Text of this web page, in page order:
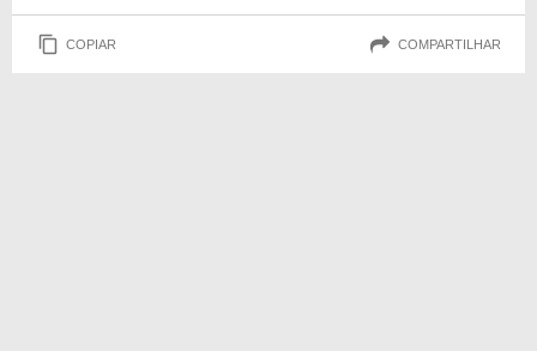
COPIAR COMPARTILHAR